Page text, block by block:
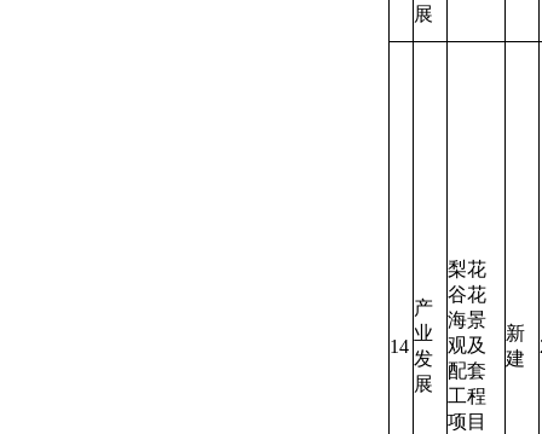
展
14
产
业
发
展
梨花
谷花
海景
观及
配套
工程
项目
新
建